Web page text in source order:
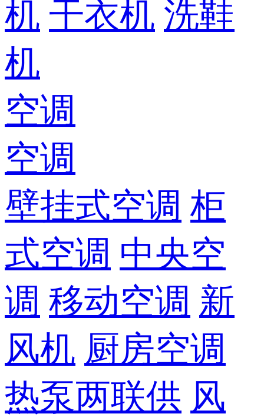
机 干衣机 洗鞋
机
空调
空调
壁挂式空调 柜
式空调 中央空
调 移动空调 新
风机 厨房空调
热泵两联供 风